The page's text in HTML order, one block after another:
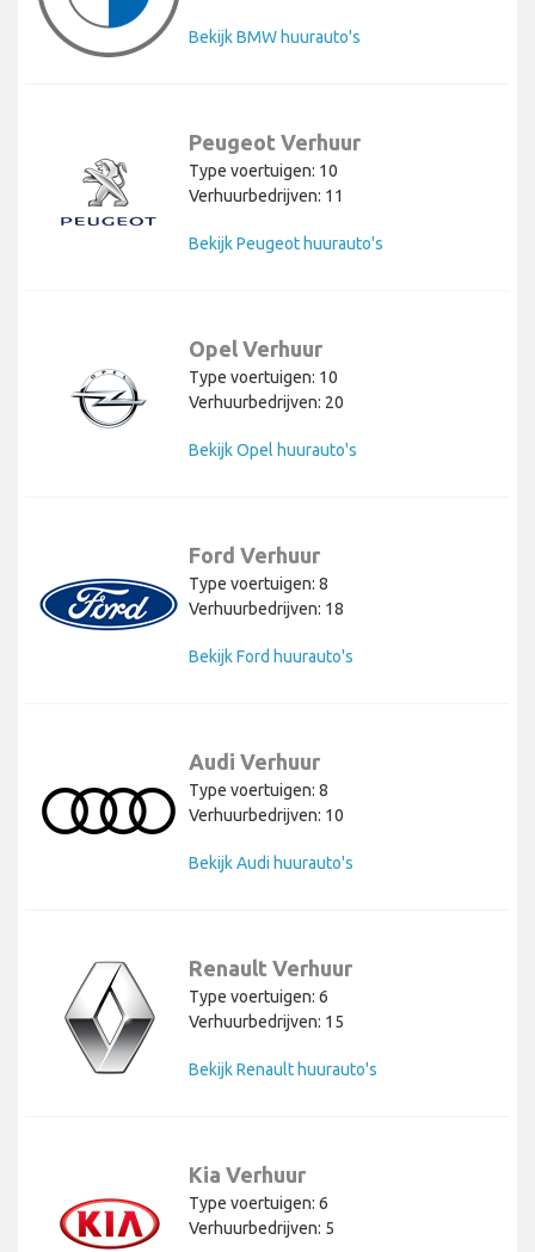
Bekijk BMW huurauto's
Peugeot Verhuur
Type voertuigen: 10
Verhuurbedrijven: 11
Bekijk Peugeot huurauto's
Opel Verhuur
Type voertuigen: 10
Verhuurbedrijven: 20
Bekijk Opel huurauto's
Ford Verhuur
Type voertuigen: 8
Verhuurbedrijven: 18
Bekijk Ford huurauto's
Audi Verhuur
Type voertuigen: 8
Verhuurbedrijven: 10
Bekijk Audi huurauto's
Renault Verhuur
Type voertuigen: 6
Verhuurbedrijven: 15
Bekijk Renault huurauto's
Kia Verhuur
Type voertuigen: 6
Verhuurbedrijven: 5